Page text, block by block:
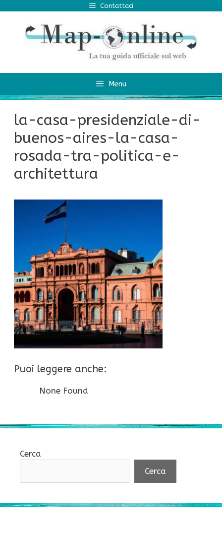
contenuto
Contattaci
Menu
la-casa-presidenziale-di-
buenos-aires-la-casa-
rosada-tra-politica-e-
architettura
Puoi leggere anche:
None Found
Cerca
Cerca